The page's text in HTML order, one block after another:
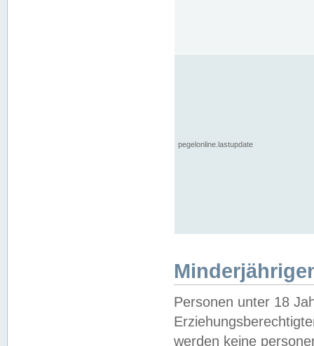
pegelonline.lastupdate
Personen unter 18
werden keine